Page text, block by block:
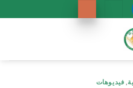
, فيديوهات